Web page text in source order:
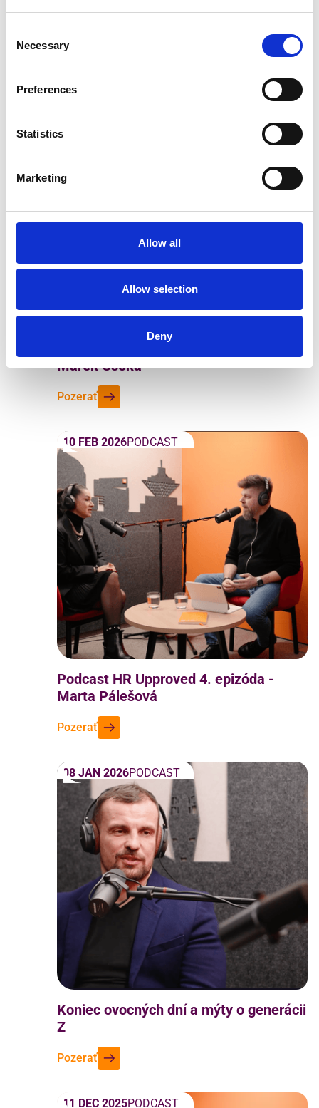
Selection
Necessary
Preferences
Statistics
Marketing
Allow all
Allow selection
Deny
Podcast HR Upproved 6. epizóda -
Marek Csóka
Pozerať
10 FEB 2026PODCAST
Podcast HR Upproved 4. epizóda -
Marta Pálešová
Pozerať
08 JAN 2026PODCAST
Koniec ovocných dní a mýty o generácii
Z
Pozerať
11 DEC 2025PODCAST